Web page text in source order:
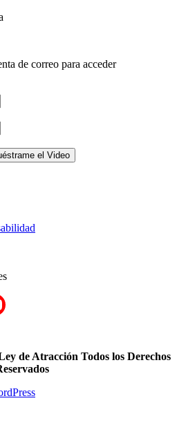
de correo para acceder
el Video
de Atracción Todos los Derechos